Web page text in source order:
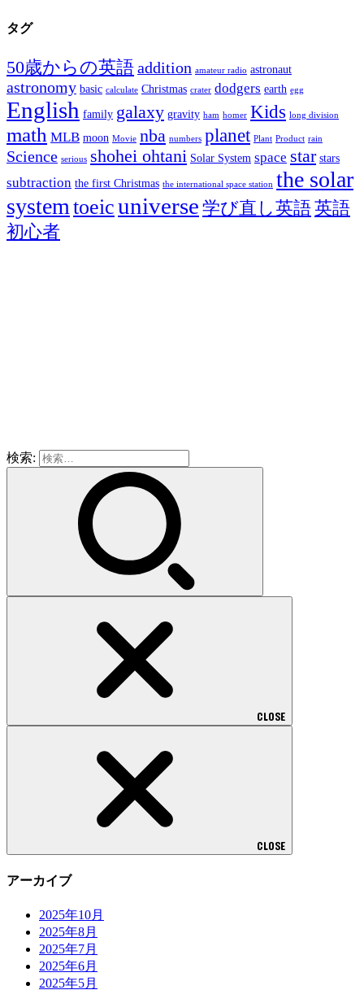
タグ
50歳からの英語addition amateur radio astronaut
astronomy basic calculate Christmas crater dodgers earth egg
English family galaxy gravity ham homer Kids long division
math MLB moon Movie nba numbers planet Plant Product rain
Science serious shohei ohtani Solar System space star stars
subtraction the first Christmas the international space station the solar
system toeicuniverse 学び直し英語英語
初心者
検索:
CLOSE
CLOSE
アーカイブ
2025年10月
2025年8月
2025年7月
2025年6月
2025年5月